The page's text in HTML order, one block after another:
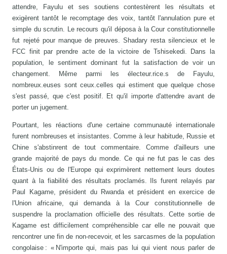
attendre, Fayulu et ses soutiens contestèrent les résultats et
exigèrent tantôt le recomptage des voix, tantôt l'annulation pure et
simple du scrutin. Le recours qu'il déposa à la Cour constitutionnelle
fut rejeté pour manque de preuves. Shadary resta silencieux et le
FCC finit par prendre acte de la victoire de Tshisekedi. Dans la
population, le sentiment dominant fut la satisfaction de voir un
changement. Même parmi les électeur.rice.s de Fayulu,
nombreux.euses sont ceux.celles qui estiment que quelque chose
s'est passé, que c'est positif. Et qu'il importe d'attendre avant de
porter un jugement.
Pourtant, les réactions d'une certaine communauté internationale
furent nombreuses et insistantes. Comme à leur habitude, Russie et
Chine s'abstinrent de tout commentaire. Comme d'ailleurs une
grande majorité de pays du monde. Ce qui ne fut pas le cas des
États-Unis ou de l'Europe qui exprimèrent nettement leurs doutes
quant à la fiabilité des résultats proclamés. Ils furent relayés par
Paul Kagame, président du Rwanda et président en exercice de
l'Union africaine, qui demanda à la Cour constitutionnelle de
suspendre la proclamation officielle des résultats. Cette sortie de
Kagame est difficilement compréhensible car elle ne pouvait que
rencontrer une fin de non-recevoir, et les sarcasmes de la population
congolaise : « N'importe qui, mais pas lui qui vient nous parler de